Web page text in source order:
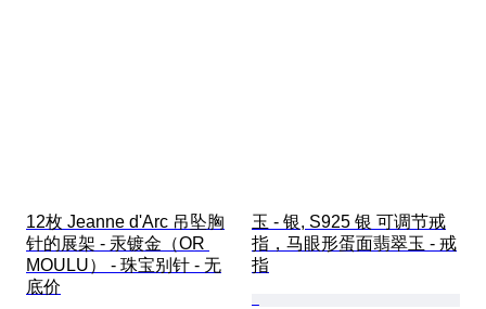
12枚 Jeanne d'Arc 吊坠胸
针的展架 - 汞镀金（OR
MOULU） - 珠宝别针 - 无
底价
玉 - 银, S925 银 可调节戒
指，马眼形蛋面翡翠玉 - 戒
指